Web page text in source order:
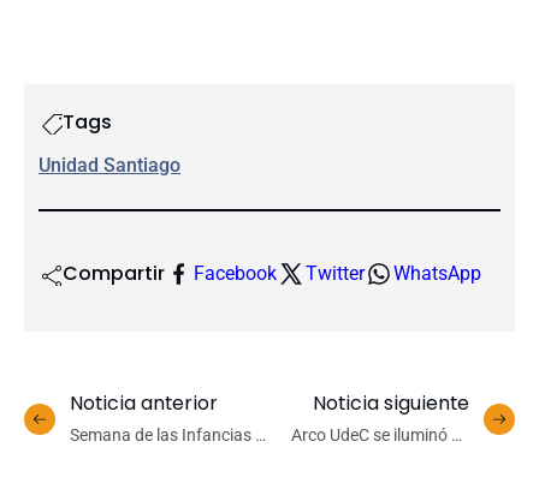
Tags
Unidad Santiago
Compartir Facebook Twitter WhatsApp
Noticia anterior
Semana de las Infancias y
Noticia siguiente
Arco UdeC se iluminó de